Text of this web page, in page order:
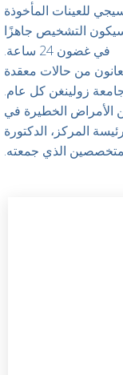
للعينات المأخوذة
سيكون التشخيص جاهزًا
في غضون 24 ساعة.
أكثر من 5000 مريض يعانون من حالات معقدة
زولينغن كل عام.
الأمراض الخطيرة في
المركز، الدكتورة
الذي جمعته.